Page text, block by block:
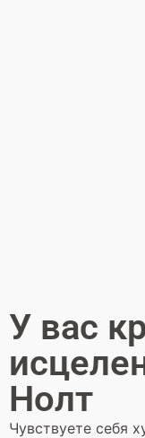
У вас
Нолт
Чувствуете себя